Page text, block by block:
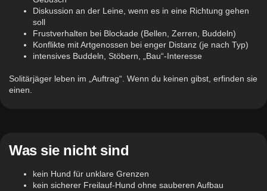
Diskussion an der Leine, wenn es in eine Richtung gehen
soll
Frustverhalten bei Blockade (Bellen, Zerren, Buddeln)
Konflikte mit Artgenossen bei enger Distanz (je nach Typ)
intensives Buddeln, Stöbern, „Bau“-Interesse
Solitärjäger leben im „Auftrag“. Wenn du keinen gibst, erfinden sie
einen.
Was sie nicht sind
kein Hund für unklare Grenzen
kein sicherer Freilauf-Hund ohne sauberen Aufbau